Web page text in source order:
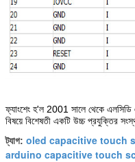
ফ্যাংশেং হ'ল 2001 সালে থেকে
বিষয়ে বিশেষতী একটি উচ্চ প্রযুক্তির
ট্যাগ: oled capacitive touch
arduino capacitive touch